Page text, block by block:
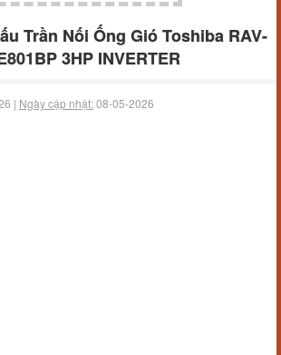
Trần Nối Ống Gió Toshiba RAV-
3HP INVERTER
| Ngày cập nhật:08-05-2026